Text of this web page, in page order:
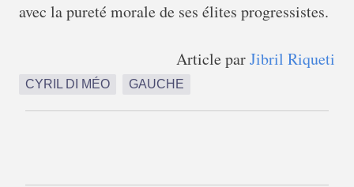
avec la pureté morale de ses élites progressistes.
Article parJibril Riqueti
CYRIL DI MÉO GAUCHE